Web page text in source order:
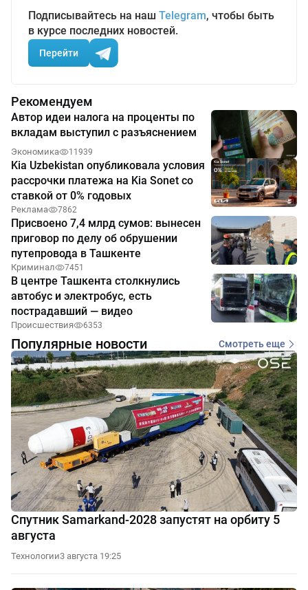
Подписывайтесь на наш Telegram, чтобы быть
в курсе последних новостей.
Перейти
Рекомендуем
Автор идеи налога на проценты по
вкладам выступил с разъяснением
Экономика 11939
Kia Uzbekistan опубликовала условия
рассрочки платежа на Kia Sonet со
ставкой от 0% годовых
Реклама 7862
Присвоено 7,4 млрд сумов: вынесен
приговор по делу об обрушении
путепровода в Ташкенте
Криминал 7451
В центре Ташкента столкнулись
автобус и электробус, есть
пострадавший — видео
Происшествия 6353
Популярные новости Смотреть еще
Спутник Samarkand-2028 запустят на орбиту 5
августа
Технологии3 августа 19:25